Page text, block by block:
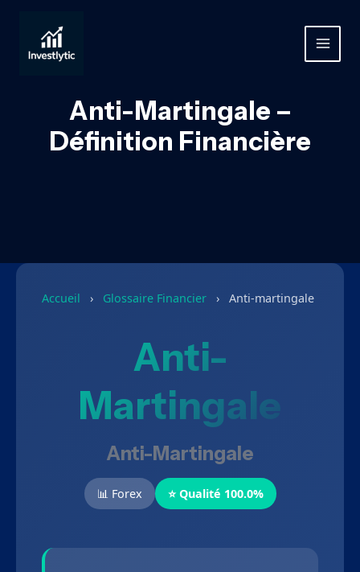
contenu
MAIN
Anti-Martingale –
Définition Financière
Accueil › Glossaire Financier › Anti-martingale
Anti-
Martingale
Anti-Martingale
📊 Forex ⭐ Qualité 100.0%